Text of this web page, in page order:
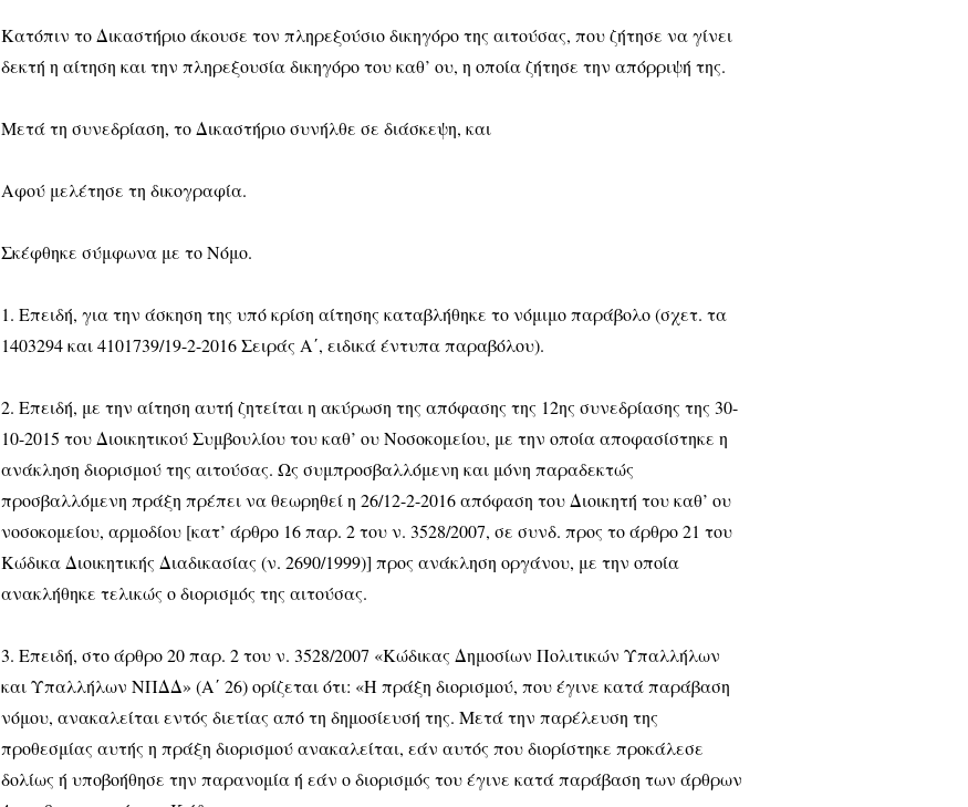
Κατόπιν το Δικαστήριο άκουσε τον πληρεξούσιο δικηγόρο της αιτούσας, που ζήτησε να γίνει
δεκτή η αίτηση και την πληρεξουσία δικηγόρο του καθ’ ου, η οποία ζήτησε την απόρριψή της.
Μετά τη συνεδρίαση, το Δικαστήριο συνήλθε σε διάσκεψη, και
Αφού μελέτησε τη δικογραφία.
Σκέφθηκε σύμφωνα με το Νόμο.
1. Επειδή, για την άσκηση της υπό κρίση αίτησης καταβλήθηκε το νόμιμο παράβολο (σχετ. τα
1403294 και 4101739/19-2-2016 Σειράς Α΄, ειδικά έντυπα παραβόλου).
2. Επειδή, με την αίτηση αυτή ζητείται η ακύρωση της απόφασης της 12ης συνεδρίασης της 30-
10-2015 του Διοικητικού Συμβουλίου του καθ’ ου Νοσοκομείου, με την οποία αποφασίστηκε η
ανάκληση διορισμού της αιτούσας. Ως συμπροσβαλλόμενη και μόνη παραδεκτώς
προσβαλλόμενη πράξη πρέπει να θεωρηθεί η 26/12-2-2016 απόφαση του Διοικητή του καθ’ ου
νοσοκομείου, αρμοδίου [κατ’ άρθρο 16 παρ. 2 του ν. 3528/2007, σε συνδ. προς το άρθρο 21 του
Κώδικα Διοικητικής Διαδικασίας (ν. 2690/1999)] προς ανάκληση οργάνου, με την οποία
ανακλήθηκε τελικώς ο διορισμός της αιτούσας.
3. Επειδή, στο άρθρο 20 παρ. 2 του ν. 3528/2007 «Κώδικας Δημοσίων Πολιτικών Υπαλλήλων
και Υπαλλήλων ΝΠΔΔ» (Α΄ 26) ορίζεται ότι: «Η πράξη διορισμού, που έγινε κατά παράβαση
νόμου, ανακαλείται εντός διετίας από τη δημοσίευσή της. Μετά την παρέλευση της
προθεσμίας αυτής η πράξη διορισμού ανακαλείται, εάν αυτός που διορίστηκε προκάλεσε
δολίως ή υποβοήθησε την παρανομία ή εάν ο διορισμός του έγινε κατά παράβαση των άρθρων